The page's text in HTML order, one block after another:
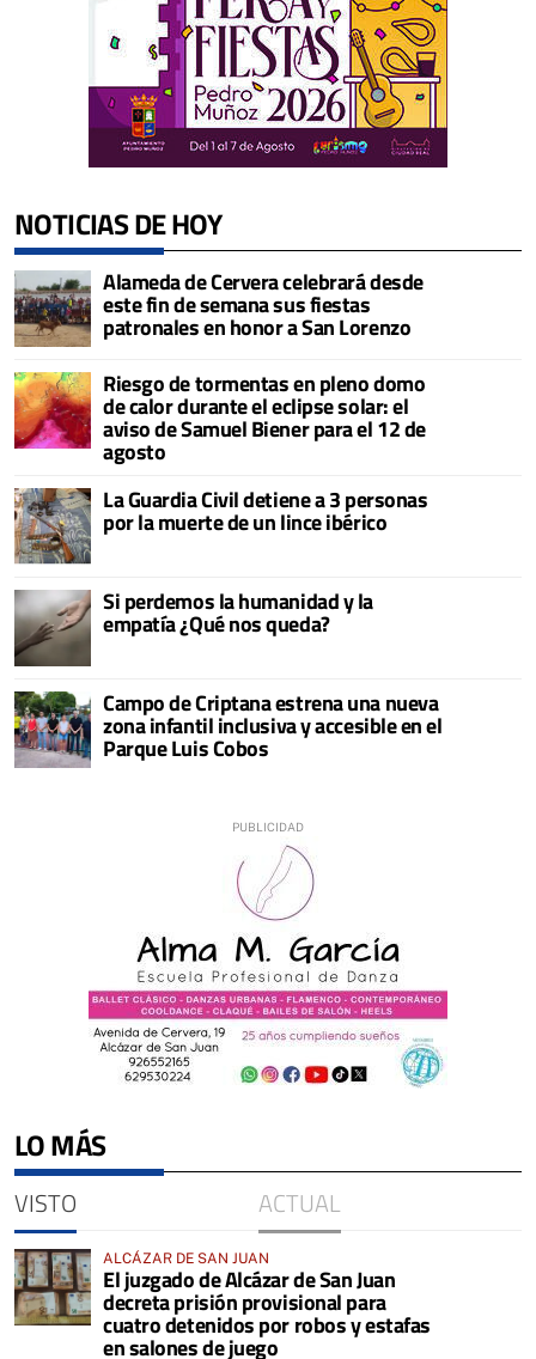
NOTICIAS DE HOY
Alameda de Cervera celebrará desde
este fin de semana sus fiestas
patronales en honor a San Lorenzo
Riesgo de tormentas en pleno domo
de calor durante el eclipse solar: el
aviso de Samuel Biener para el 12 de
agosto
La Guardia Civil detiene a 3 personas
por la muerte de un lince ibérico
Si perdemos la humanidad y la
empatía ¿Qué nos queda?
Campo de Criptana estrena una nueva
zona infantil inclusiva y accesible en el
Parque Luis Cobos
LO MÁS
VISTO ACTUAL
ALCÁZAR DE SAN JUAN
El juzgado de Alcázar de San Juan
decreta prisión provisional para
cuatro detenidos por robos y estafas
en salones de juego